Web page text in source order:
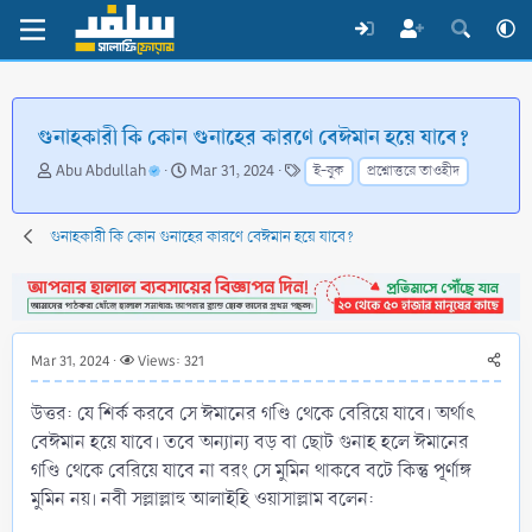
গুনাহকারী কি কোন গুনাহের কারণে বেঈমান হয়ে যাবে?
T
r
e
d
s
r
e
r
Abu Abdullah
S
a
r
d
a
Mar 31, 2024
T
a
g
s
ই-বুক প্রশ্নোত্তরে তাওহীদ
গুনাহকারী কি কোন গুনাহের কারণে বেঈমান হয়ে যাবে?
Mar 31, 2024 Views: 321
উত্তর: যে শির্ক করবে সে ঈমানের গণ্ডি থেকে বেরিয়ে যাবে। অর্থাৎ
বেঈমান হয়ে যাবে। তবে অন্যান্য বড় বা ছোট গুনাহ হলে ঈমানের
গণ্ডি থেকে বেরিয়ে যাবে না বরং সে মুমিন থাকবে বটে কিন্তু পূর্ণাঙ্গ
মুমিন নয়। নবী সল্লাল্লাহু আলাইহি ওয়াসাল্লাম বলেন: